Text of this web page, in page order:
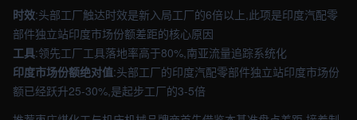
时效:头部工厂触达时效是新入局工厂的6倍以上,此项是印度汽配零
部件独立站印度市场份额差距的核心原因
工具:领先工厂工具落地率高于80%,南亚流量追踪系统化
印度市场份额绝对值:头部工厂的印度汽配零部件独立站印度市场份
额已经跃升25-30%,是起步工厂的3-5倍